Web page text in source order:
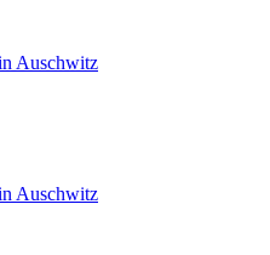
Auschwitz
Auschwitz